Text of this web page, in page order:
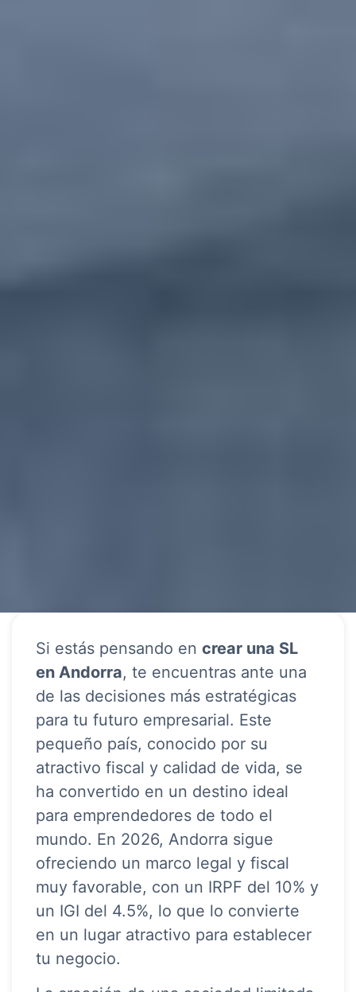
Si estás pensando en crear una SL
en Andorra, te encuentras ante una
de las decisiones más estratégicas
para tu futuro empresarial. Este
pequeño país, conocido por su
atractivo fiscal y calidad de vida, se
ha convertido en un destino ideal
para emprendedores de todo el
mundo. En 2026, Andorra sigue
ofreciendo un marco legal y fiscal
muy favorable, con un IRPF del 10% y
un IGI del 4.5%, lo que lo convierte
en un lugar atractivo para establecer
tu negocio.